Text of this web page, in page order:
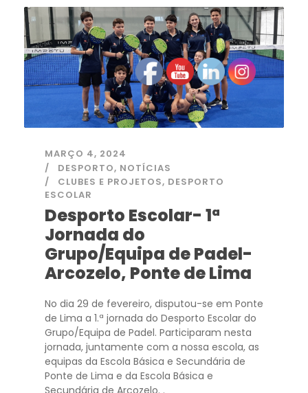
MARÇO 4, 2024
DESPORTO, NOTÍCIAS
CLUBES E PROJETOS, DESPORTO
ESCOLAR
Desporto Escolar- 1ª
Jornada do
Grupo/Equipa de Padel-
Arcozelo, Ponte de Lima
No dia 29 de fevereiro, disputou-se em Ponte
de Lima a 1.ª jornada do Desporto Escolar do
Grupo/Equipa de Padel. Participaram nesta
jornada, juntamente com a nossa escola, as
equipas da Escola Básica e Secundária de
Ponte de Lima e da Escola Básica e
Secundária de Arcozelo. .